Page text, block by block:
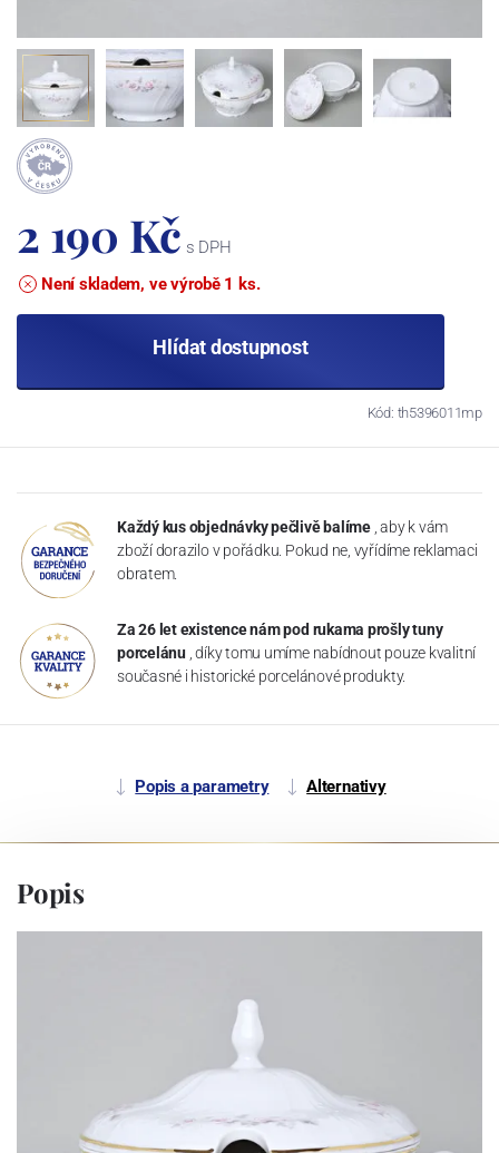
2 190 Kč s DPH
Není skladem, ve výrobě 1 ks.
Hlídat dostupnost
Kód: th5396011mp
Každý kus objednávky pečlivě balíme , aby k vám
zboží dorazilo v pořádku. Pokud ne, vyřídíme reklamaci
obratem.
Za 26 let existence nám pod rukama prošly tuny
porcelánu , díky tomu umíme nabídnout pouze kvalitní
současné i historické porcelánové produkty.
Popis a parametry Alternativy
Popis